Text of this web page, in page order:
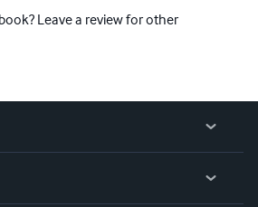
Leave a review for other